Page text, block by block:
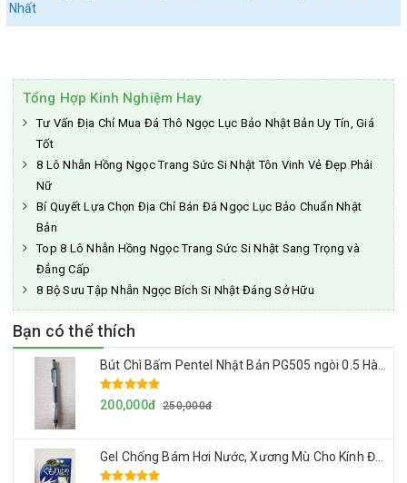
Nhất
Tổng Hợp Kinh Nghiệm Hay
Tư Vấn Địa Chỉ Mua Đá Thô Ngọc Lục Bảo Nhật Bản Uy Tín, Giá
Tốt
8 Lô Nhẫn Hồng Ngọc Trang Sức Si Nhật Tôn Vinh Vẻ Đẹp Phái
Nữ
Bí Quyết Lựa Chọn Địa Chỉ Bán Đá Ngọc Lục Bảo Chuẩn Nhật
Bản
Top 8 Lô Nhẫn Hồng Ngọc Trang Sức Si Nhật Sang Trọng và
Đẳng Cấp
8 Bộ Sưu Tập Nhẫn Ngọc Bích Si Nhật Đáng Sở Hữu
Bạn có thể thích
Bút Chì Bấm Pentel Nhật Bản PG505 ngòi 0.5 Hàng Cao Cấp Made In Japan
200,000đ 250,000đ
Gel Chống Bám Hơi Nước, Xương Mù Cho Kính Đeo Mắt Của Nhật Made in Japan